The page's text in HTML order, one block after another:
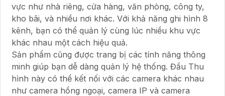
vực như nhà riêng, cửa hàng, văn phòng, công ty,
kho bãi, và nhiều nơi khác. Với khả năng ghi hình 8
kênh, bạn có thể quản lý cùng lúc nhiều khu vực
khác nhau một cách hiệu quả.
Sản phẩm cũng được trang bị các tính năng thông
minh giúp bạn dễ dàng quản lý hệ thống. Đầu Thu
hình này có thể kết nối với các camera khác nhau
như camera hồng ngoại, camera IP và camera